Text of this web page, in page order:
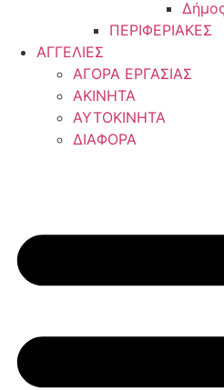
ΠΕΡΙΦΕΡΙΑΚΕΣ
ΑΓΓΕΛΙΕΣ
ΑΓΟΡΑ ΕΡΓΑΣΙΑΣ
ΑΚΙΝΗΤΑ
ΑΥΤΟΚΙΝΗΤΑ
ΔΙΑΦΟΡΑ